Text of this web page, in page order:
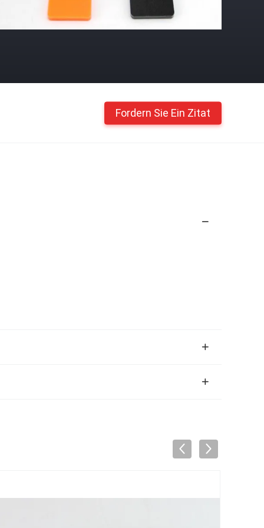
Fordern Sie Ein Zitat